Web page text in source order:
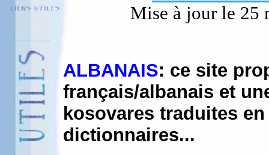
Mise à jour le 25
ALBANAIS: ce site
français/albanais et
kosovares traduites
dictionnaires...